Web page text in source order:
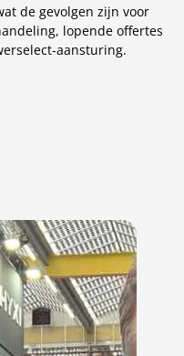
de gevolgen zijn voor
lopende offertes
aansturing.